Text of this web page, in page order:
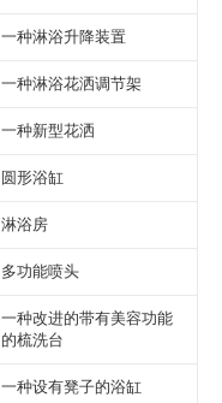
一种淋浴升降装置
一种淋浴花洒调节架
一种新型花洒
圆形浴缸
淋浴房
多功能喷头
一种改进的带有美容功能
的梳洗台
一种设有凳子的浴缸